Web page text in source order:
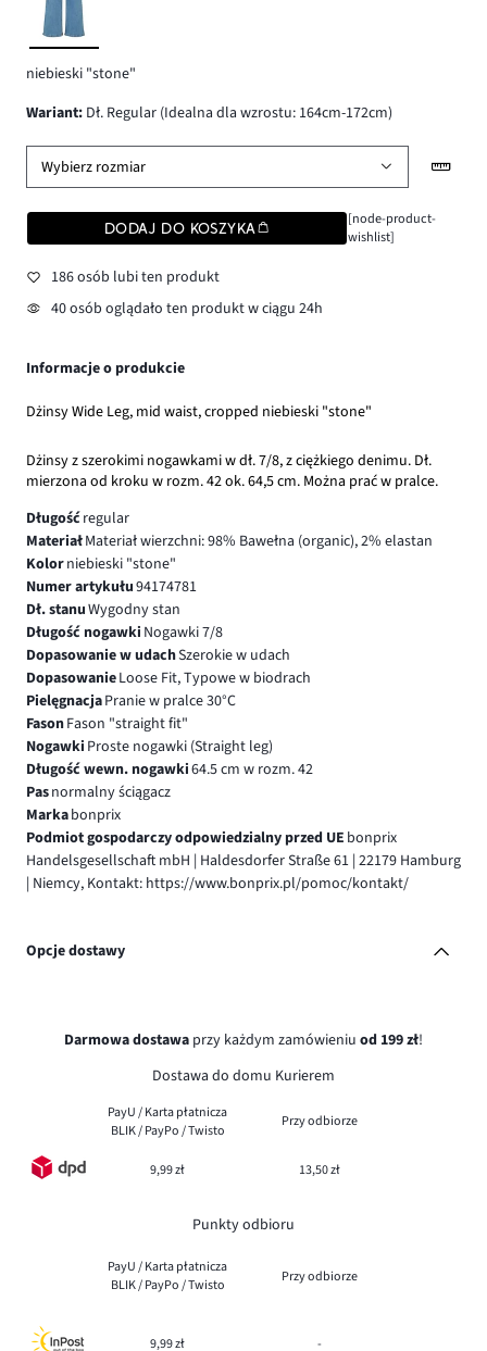
niebieski "stone"
wariant: Dł. Regular (Idealna dla wzrostu: 164cm-172cm)
Wybierz rozmiar
DODAJ DO KOSZYKA
[node-product-
wishlist]
186 osób lubi ten produkt
40 osób oglądało ten produkt w ciągu 24h
Informacje o produkcie
Dżinsy Wide Leg, mid waist, cropped niebieski "stone"
Dżinsy z szerokimi nogawkami w dł. 7/8, z ciężkiego denimu. Dł.
mierzona od kroku w rozm. 42 ok. 64,5 cm. Można prać w pralce.
Długośćregular
MateriałMateriał wierzchni: 98% Bawełna (organic), 2% elastan
Kolorniebieski "stone"
Numer artykułu94174781
Dł. stanuWygodny stan
Długość nogawki Nogawki 7/8
Dopasowanie w udachSzerokie w udach
DopasowanieLoose Fit, Typowe w biodrach
PielęgnacjaPranie w pralce 30°C
FasonFason "straight fit"
Nogawki Proste nogawki (Straight leg)
Długość wewn. nogawki64.5 cm w rozm. 42
Pasnormalny ściągacz
Markabonprix
Podmiot gospodarczy odpowiedzialny przed UE bonprix
Handelsgesellschaft mbH | Haldesdorfer Straße 61 | 22179 Hamburg
| Niemcy, Kontakt: https://www.bonprix.pl/pomoc/kontakt/
Opcje dostawy
Darmowa dostawa przy każdym zamówieniu od 199 zł!
Dostawa do domu Kurierem
PayU / Karta płatnicza
BLIK / PayPo / Twisto
Przy odbiorze
9,99 zł 13,50 zł
Punkty odbioru
PayU / Karta płatnicza
BLIK / PayPo / Twisto
Przy odbiorze
9,99 zł -